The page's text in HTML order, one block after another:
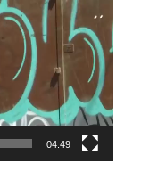
04:49